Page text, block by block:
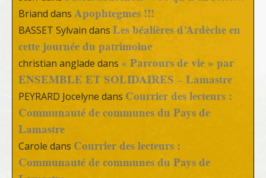
Briand dans Apophtegmes !!!
BASSET Sylvain dans Les béalières d’Ardèche en
cette journée du patrimoine
christian anglade dans « Parcours de vie » par
ENSEMBLE ET SOLIDAIRES – Lamastre
PEYRARD Jocelyne dans Courrier des lecteurs :
Communauté de communes du Pays de
Lamastre
Carole dans Courrier des lecteurs :
Communauté de communes du Pays de